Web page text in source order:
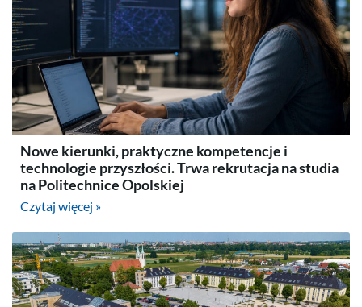
Nowe kierunki, praktyczne kompetencje i
technologie przyszłości. Trwa rekrutacja na studia
na Politechnice Opolskiej
Czytaj więcej »